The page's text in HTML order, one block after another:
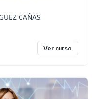
CAÑAS
Ver curso